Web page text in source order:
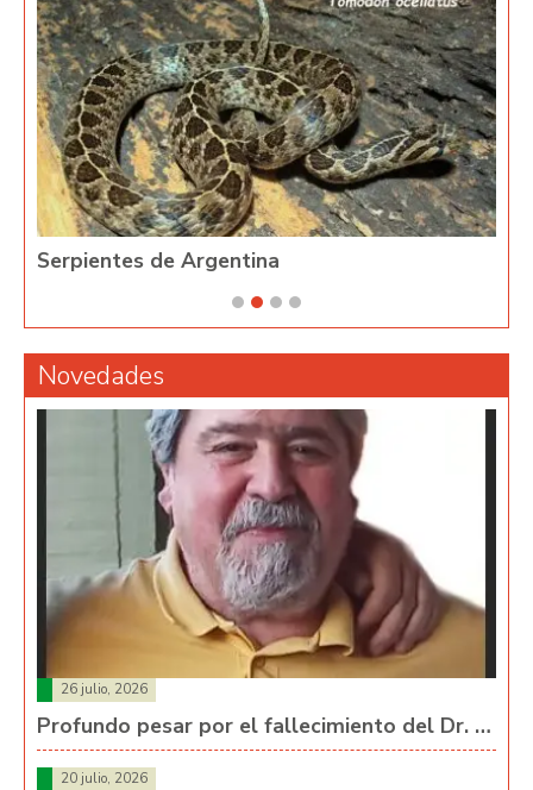
Serpientes de Argentina
Novedades
26 julio, 2026
Profundo pesar por el fallecimiento del Dr. …
20 julio, 2026